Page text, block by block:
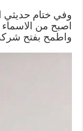
وفي ختام
اصبح من الاسماء
واطمح بفتح